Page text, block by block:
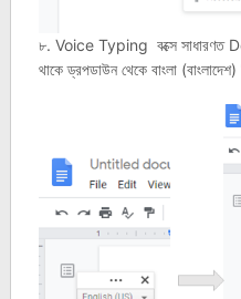
৮. Voice Typing বক্সে
থাকে ড্রপডাউন থেকে বাংলা